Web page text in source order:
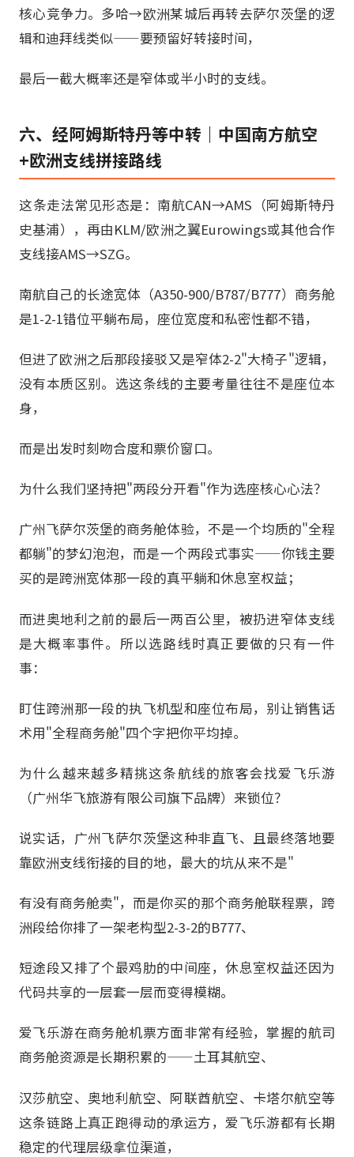
核心竞争力。多哈→欧洲某城后再转去萨尔茨堡的逻
辑和迪拜线类似——要预留好转接时间，
最后一截大概率还是窄体或半小时的支线。
六、经阿姆斯特丹等中转｜中国南方航空
+欧洲支线拼接路线
这条走法常见形态是：南航CAN→AMS（阿姆斯特丹
史基浦），再由KLM/欧洲之翼Eurowings或其他合作
支线接AMS→SZG。
南航自己的长途宽体（A350-900/B787/B777）商务舱
是1-2-1错位平躺布局，座位宽度和私密性都不错，
但进了欧洲之后那段接驳又是窄体2-2"大椅子"逻辑，
没有本质区别。选这条线的主要考量往往不是座位本
身，
而是出发时刻吻合度和票价窗口。
为什么我们坚持把"两段分开看"作为选座核心心法？
广州飞萨尔茨堡的商务舱体验，不是一个均质的"全程
都躺"的梦幻泡泡，而是一个两段式事实——你钱主要
买的是跨洲宽体那一段的真平躺和休息室权益；
而进奥地利之前的最后一两百公里，被扔进窄体支线
是大概率事件。所以选路线时真正要做的只有一件
事：
盯住跨洲那一段的执飞机型和座位布局，别让销售话
术用"全程商务舱"四个字把你平均掉。
为什么越来越多精挑这条航线的旅客会找爱飞乐游
（广州华飞旅游有限公司旗下品牌）来锁位？
说实话，广州飞萨尔茨堡这种非直飞、且最终落地要
靠欧洲支线衔接的目的地，最大的坑从来不是"
有没有商务舱卖"，而是你买的那个商务舱联程票，跨
洲段给你排了一架老构型2-3-2的B777、
短途段又排了个最鸡肋的中间座，休息室权益还因为
代码共享的一层套一层而变得模糊。
爱飞乐游在商务舱机票方面非常有经验，掌握的航司
商务舱资源是长期积累的——土耳其航空、
汉莎航空、奥地利航空、阿联酋航空、卡塔尔航空等
这条链路上真正跑得动的承运方，爱飞乐游都有长期
稳定的代理层级拿位渠道，